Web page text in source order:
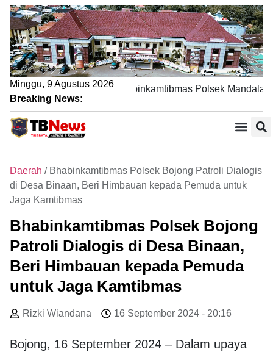
Minggu, 9 Agustus 2026
Breaking News:
Lewat Sambang DDS, Bhabinkamtibmas Polsek
Daerah / Bhabinkamtibmas Polsek Bojong Patroli Dialogis
di Desa Binaan, Beri Himbauan kepada Pemuda untuk
Jaga Kamtibmas
Bhabinkamtibmas Polsek Bojong
Patroli Dialogis di Desa Binaan,
Beri Himbauan kepada Pemuda
untuk Jaga Kamtibmas
Rizki Wiandana 16 September 2024 - 20:16
Bojong, 16 September 2024 – Dalam upaya